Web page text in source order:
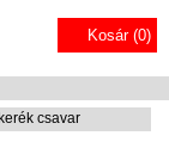
Kosár (0)
csavar